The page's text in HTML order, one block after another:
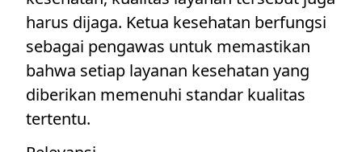
harus dijaga. Ketua kesehatan berfungsi
sebagai pengawas untuk memastikan
bahwa setiap layanan kesehatan yang
diberikan memenuhi standar kualitas
tertentu.